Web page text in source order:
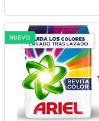
NUEVO